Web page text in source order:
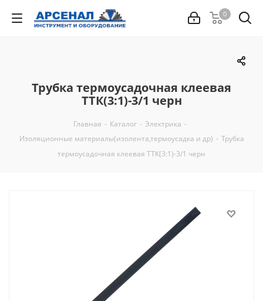
0
Трубка термоусадочная клеевая
ТТК(3:1)-3/1 черн
Главная - Каталог - Электрика -
Изоляционные материалы(изолента,термоусадка и др) - Трубка
термоусадочная клеевая ТТК(3:1)-3/1 черн